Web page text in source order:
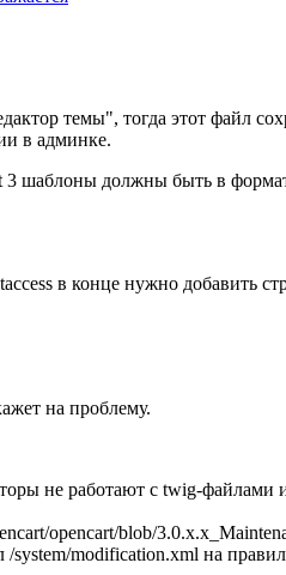
темы", тогда этот файл
в админке.
3 шаблоны должны быть в
в конце нужно добавить
на проблему.
не работают с twig-
opencart/blob/
modification.xml на